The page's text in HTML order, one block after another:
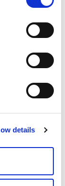
details